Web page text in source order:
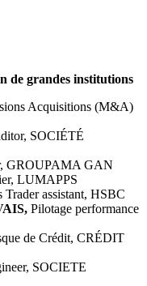
de grandes institutions
Acquisitions (M&A)
SOCIÉTÉ
GROUPAMA GAN
LUMAPPS
assistant, HSBC
Pilotage performance
de Crédit, CRÉDIT
SOCIETE